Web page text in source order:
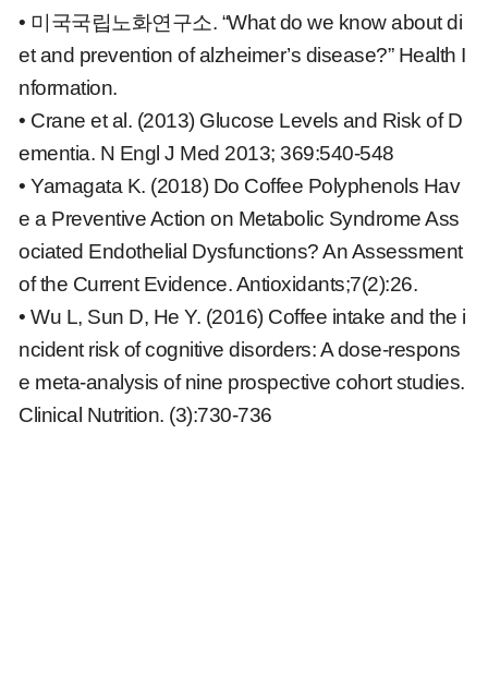
• 미국국립노화연구소. “What do we know about di
et and prevention of alzheimer’s disease?” Health I
nformation.
• Crane et al. (2013) Glucose Levels and Risk of D
ementia. N Engl J Med 2013; 369:540-548
• Yamagata K. (2018) Do Coffee Polyphenols Hav
e a Preventive Action on Metabolic Syndrome Ass
ociated Endothelial Dysfunctions? An Assessment
of the Current Evidence. Antioxidants;7(2):26.
• Wu L, Sun D, He Y. (2016) Coffee intake and the i
ncident risk of cognitive disorders: A dose-respons
e meta-analysis of nine prospective cohort studies.
Clinical Nutrition. (3):730-736